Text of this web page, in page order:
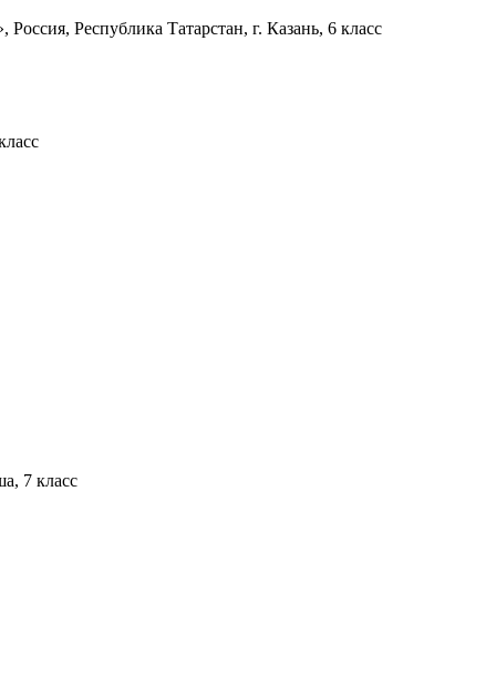
Республика Татарстан, г. Казань, 6 класс
7 класс